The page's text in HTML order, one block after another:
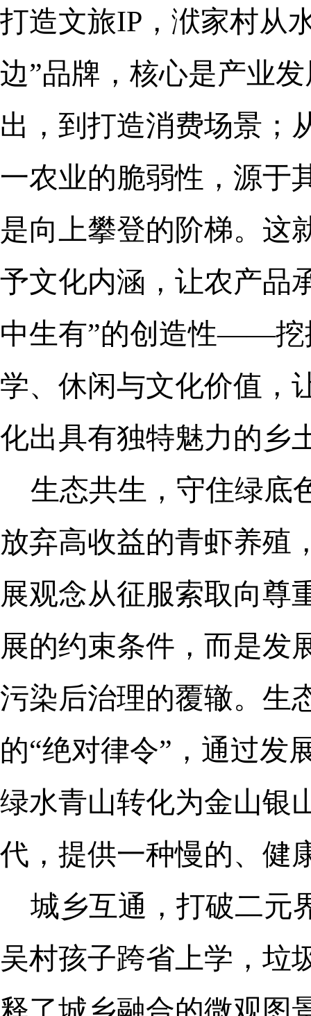
打造文旅IP，洑家村从
边”品牌，核心是产业
出，到打造消费场景；
一农业的脆弱性，源于
是向上攀登的阶梯。这
予文化内涵，让农产品
中生有”的创造性——挖
学、休闲与文化价值，
化出具有独特魅力的乡
生态共生，守住绿底
放弃高收益的青虾养殖
展观念从征服索取向尊
展的约束条件，而是发
污染后治理的覆辙。生
的“绝对律令”，通过发
绿水青山转化为金山银
代，提供一种慢的、健
城乡互通，打破二元
吴村孩子跨省上学，